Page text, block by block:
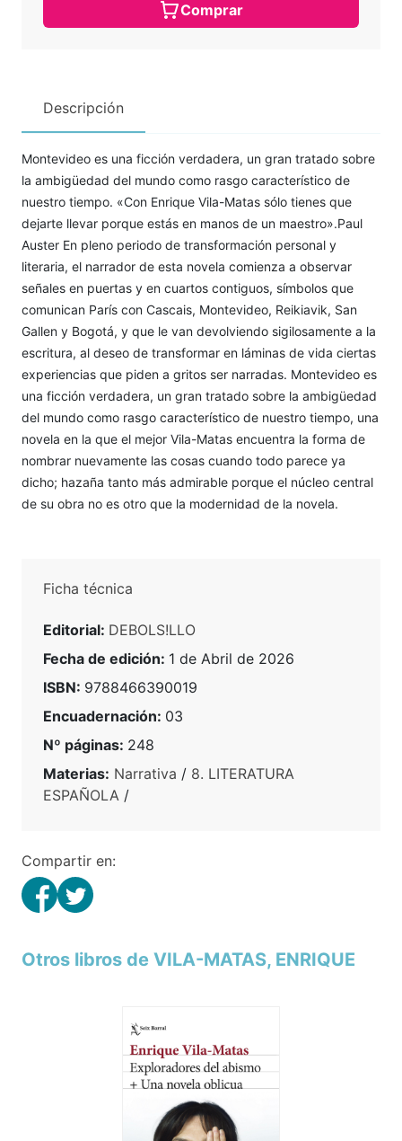
Comprar
Descripción
Montevideo es una ficción verdadera, un gran tratado sobre
la ambigüedad del mundo como rasgo característico de
nuestro tiempo. «Con Enrique Vila-Matas sólo tienes que
dejarte llevar porque estás en manos de un maestro».Paul
Auster En pleno periodo de transformación personal y
literaria, el narrador de esta novela comienza a observar
señales en puertas y en cuartos contiguos, símbolos que
comunican París con Cascais, Montevideo, Reikiavik, San
Gallen y Bogotá, y que le van devolviendo sigilosamente a la
escritura, al deseo de transformar en láminas de vida ciertas
experiencias que piden a gritos ser narradas. Montevideo es
una ficción verdadera, un gran tratado sobre la ambigüedad
del mundo como rasgo característico de nuestro tiempo, una
novela en la que el mejor Vila-Matas encuentra la forma de
nombrar nuevamente las cosas cuando todo parece ya
dicho; hazaña tanto más admirable porque el núcleo central
de su obra no es otro que la modernidad de la novela.
Ficha técnica
Editorial: DEBOLS!LLO
Fecha de edición: 1 de Abril de 2026
ISBN: 9788466390019
Encuadernación: 03
Nº páginas: 248
Materias: Narrativa / 8. LITERATURA
ESPAÑOLA /
Compartir en:
Otros libros de VILA-MATAS, ENRIQUE